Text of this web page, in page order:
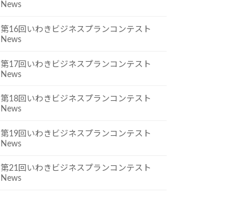
News
第16回いわきビジネスプランコンテスト
News
第17回いわきビジネスプランコンテスト
News
第18回いわきビジネスプランコンテスト
News
第19回いわきビジネスプランコンテスト
News
第21回いわきビジネスプランコンテスト
News